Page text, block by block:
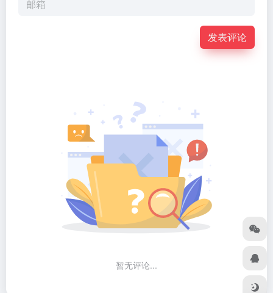
发表评论
暂无评论...